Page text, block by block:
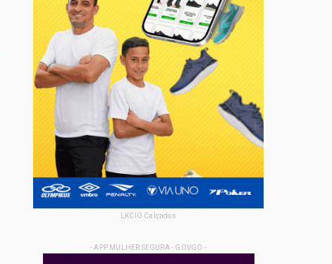
LKCIO Calçados
- APP MULHER SEGURA - GOVGO -